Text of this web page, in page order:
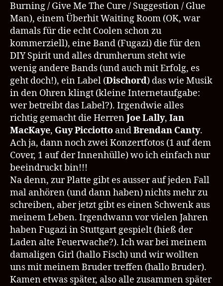
Burning / Give Me The Cure / Suggestion / Glue
Man), einem Überhit Waiting Room (OK, war
damals für die echt Coolen schon zu
kommerziell), eine Band (Fugazi) die für den
DIY Spirit und alles drumherum steht wie
wenig andere Bands (und auch mit Erfolg, es
geht doch!), ein Label (Dischord) das wie Musik
in den Ohren klingt (kleine Internetaufgabe:
wer betreibt das Label?). Irgendwie alles
richtig gemacht die HerrenJoe Lally, Ian
MacKaye, Guy Picciotto andBrendan Canty.
Ach ja, dann noch zwei Konzertfotos (1 auf dem
Cover, 1 auf der Innenhülle) wo ich einfach nur
beeindruckt bin!!!
Na denn, zur Platte gibt es ausser auf jeden Fall
mal anhören (und dann haben) nichts mehr zu
schreiben, aber jetzt gibt es einen Schwenk aus
meinem Leben. Irgendwann vor vielen Jahren
haben Fugazi in Stuttgart gespielt (hieß der
Laden alte Feuerwache?). Ich war bei meinem
damaligen Girl (hallo Fisch) und wir wollten
uns mit meinem Bruder treffen (hallo Bruder).
Kamen etwas später, also alle zusammen später